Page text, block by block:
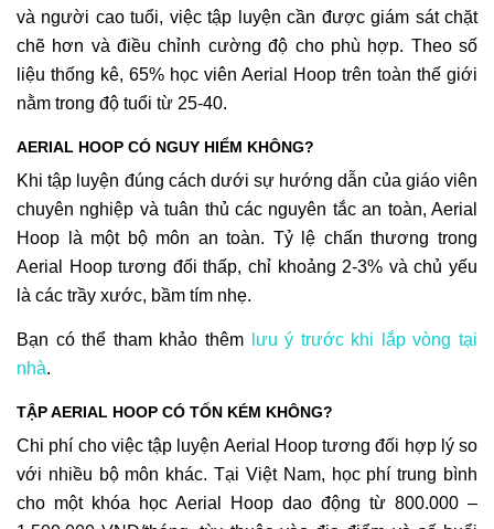
và người cao tuổi, việc tập luyện cần được giám sát chặt
chẽ hơn và điều chỉnh cường độ cho phù hợp. Theo số
liệu thống kê, 65% học viên Aerial Hoop trên toàn thế giới
nằm trong độ tuổi từ 25-40.
AERIAL HOOP CÓ NGUY HIỂM KHÔNG?
Khi tập luyện đúng cách dưới sự hướng dẫn của giáo viên
chuyên nghiệp và tuân thủ các nguyên tắc an toàn, Aerial
Hoop là một bộ môn an toàn. Tỷ lệ chấn thương trong
Aerial Hoop tương đối thấp, chỉ khoảng 2-3% và chủ yếu
là các trầy xước, bầm tím nhẹ.
Bạn có thể tham khảo thêm
lưu ý trước khi lắp vòng tại
nhà.
TẬP AERIAL HOOP CÓ TỐN KÉM KHÔNG?
Chi phí cho việc tập luyện Aerial Hoop tương đối hợp lý so
với nhiều bộ môn khác. Tại Việt Nam, học phí trung bình
cho một khóa học Aerial Hoop dao động từ 800.000 –